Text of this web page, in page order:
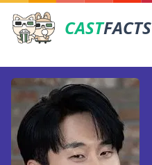
CASTFACTS